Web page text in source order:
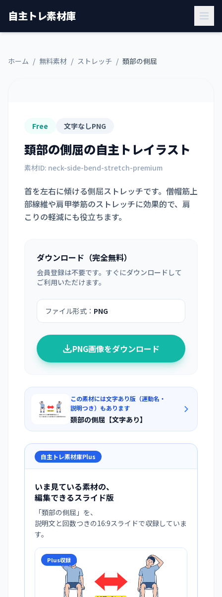
自主トレ素材庫
ホーム / 無料素材 / ストレッチ / 頚部の側屈
Free 文字なしPNG
頚部の側屈の自主トレイラスト
素材ID: neck-side-bend-stretch-premium
首を左右に傾ける側屈ストレッチです。僧帽筋上
部線維や肩甲挙筋のストレッチに効果的で、肩
こりの軽減にも役立ちます。
ダウンロード（完全無料）
会員登録は不要です。すぐにダウンロードして
ご利用いただけます。
ファイル形式： PNG
PNG画像をダウンロード
この素材には文字あり版（運動名・
説明つき）もあります
頚部の側屈【文字あり】
自主トレ素材庫Plus
いま見ている素材の、
編集できるスライド版
「頚部の側屈 」を、
説明文と回数つきの16:9スライドで収録していま
す。
Plus収録